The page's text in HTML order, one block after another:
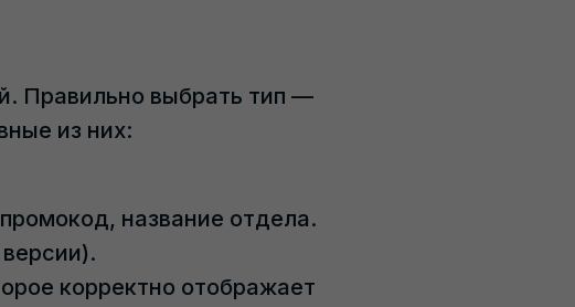
Правильно выбрать тип —
из них:
название отдела.
корректно отображает